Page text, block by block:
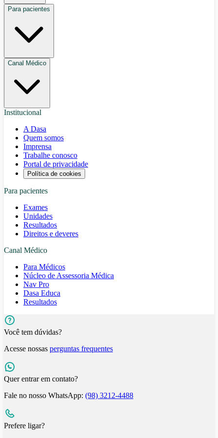
Para pacientes
Canal Médico
Institucional
A Dasa
Quem somos
Imprensa
Trabalhe conosco
Portal de privacidade
Política de cookies
Para pacientes
Exames
Unidades
Resultados
Direitos e deveres
Canal Médico
Para Médicos
Núcleo de Assessoria Médica
Nav Pro
Dasa Educa
Resultados
Você tem dúvidas?
Acesse nossas perguntas frequentes
Quer entrar em contato?
Fale no nosso WhatsApp: (98) 3212-4488
Prefere ligar?